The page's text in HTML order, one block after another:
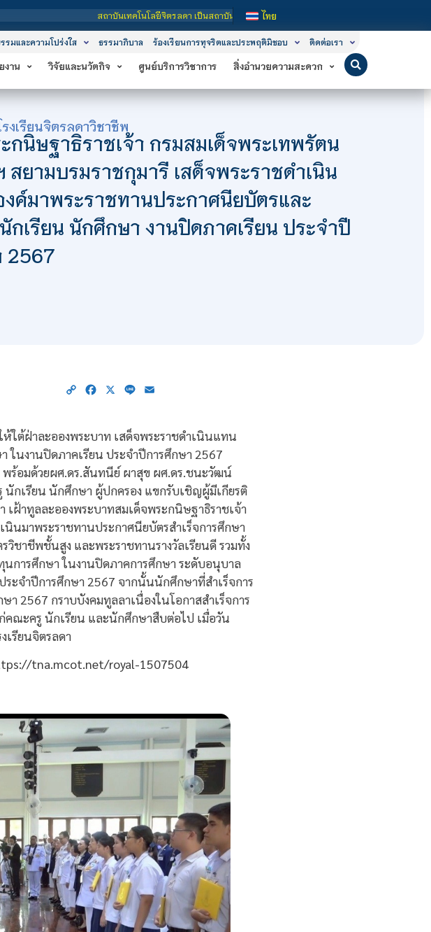
สถาบันเทคโนโลยีจิตรลดา เป็นสถาบันอุดมศึกษาในกำกับของรัฐ เปิดหลักสูตรการเรียนการสอน 3 ระดับ คือ ระดับ
ไทย
รมและความโปร่งใส ธรรมาภิบาล ร้องเรียนการทุจริตและประพฤติมิชอบ ติดต่อเรา
งาน วิจัยและนวัตกิจ ศูนย์บริการวิชาการ สิ่งอำนวยความสะดวก
รงเรียนจิตรลดาวิชาชีพ
กนิษฐาธิราชเจ้า กรมสมเด็จพระเทพรัตน
สยามบรมราชกุมารี เสด็จพระราชดำเนิน
ค์มาพระราชทานประกาศนียบัตรและ
กเรียน นักศึกษา งานปิดภาคเรียน ประจำปี
2567
Copy Facebook
X Line
ใต้ฝ่าละอองพระบาท เสด็จพระราชดำเนินแทน
ในงานปิดภาคเรียน ประจำปีการศึกษา 2567
ร้อมด้วยผศ.ดร.สันทนีย์ ผาสุข ผศ.ดร.ชนะวัฒน์
กเรียน นักศึกษา ผู้ปกครอง แขกรับเชิญผู้มีเกียรติ
เฝ้าทูลละอองพระบาทสมเด็จพระกนิษฐาธิราชเจ้า
นินมาพระราชทานประกาศนียบัตรสำเร็จการศึกษา
ชาชีพชั้นสูง และพระราชทานรางวัลเรียนดี รวมทั้ง
การศึกษา ในงานปิดภาคการศึกษา ระดับอนุบาล
ะจำปีการศึกษา 2567 จากนั้นนักศึกษาที่สำเร็จการ
2567 กราบบังคมทูลลาเนื่องในโอกาสสำเร็จการ
คณะครู นักเรียน และนักศึกษาสืบต่อไป เมื่อวัน
เรียนจิตรลดา
tna.mcot.net/royal-1507504